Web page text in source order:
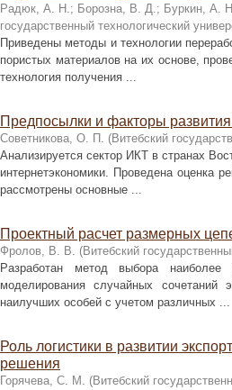
Радюк, А. Н.; Борозна, В. Д.; Буркин, А.
государственный технологический
Приведены методы и технологии
пористых материалов на их основе,
технология получения ...
Предпосылки и факторы
Советникова, О. П. (Витебский
Анализируется сектор ИКТ в странах
интернетэкономики. Проведена оценка
рассмотрены основные ...
Проектный расчет размерных
Фролов, В. В. (Витебский
Разработан метод выбора наиболее
моделирования случайных сочетаний
наилучших особей с учетом различных ...
Роль логистики в развитии
решения
Горячева, С. М. (Витебский